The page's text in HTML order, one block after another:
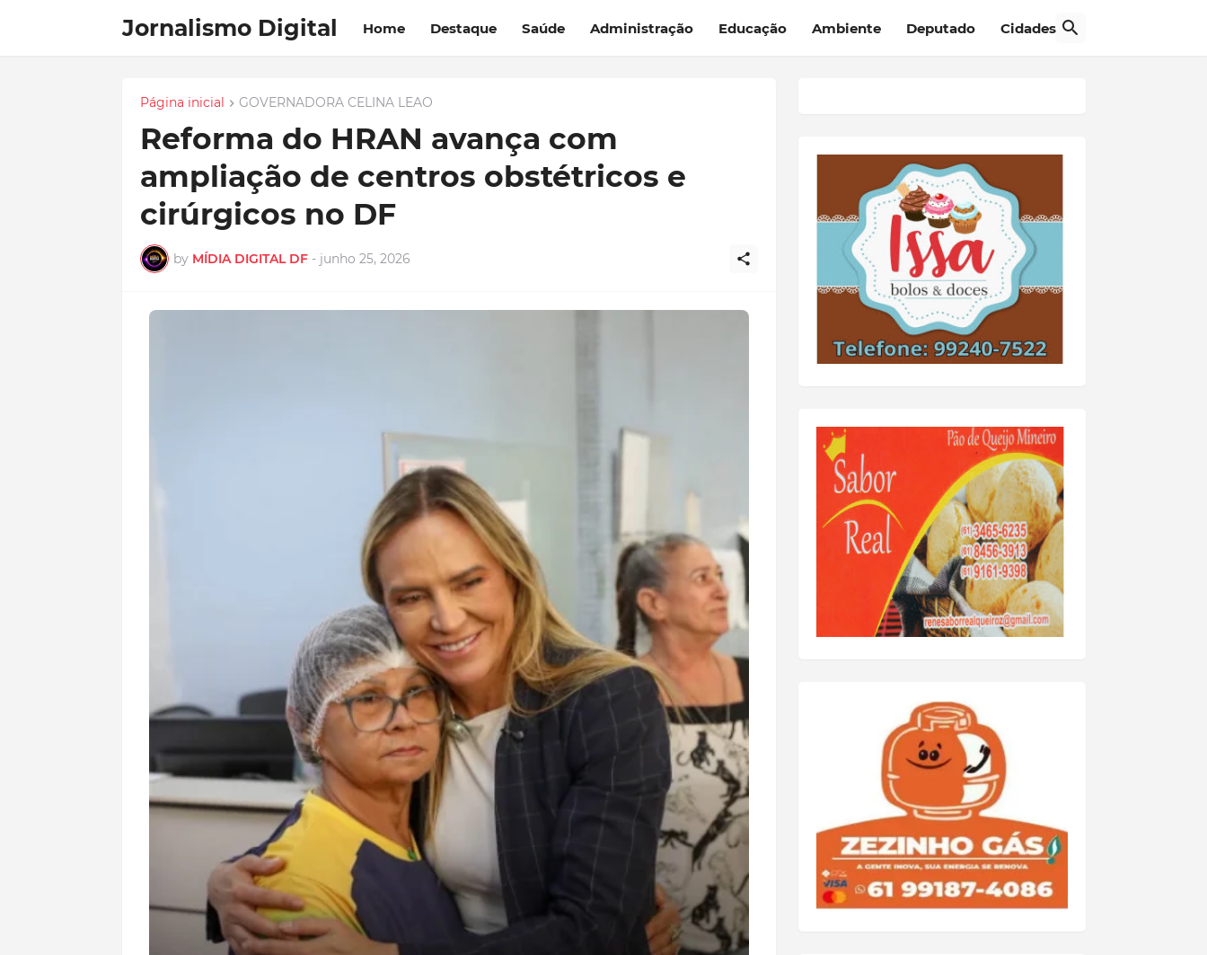
Jornalismo Digital Home Destaque Saúde Administração Educação Ambiente Deputado Cidades
Página inicial GOVERNADORA CELINA LEAO
Reforma do HRAN avança com
ampliação de centros obstétricos e
cirúrgicos no DF
by MÍDIA DIGITAL DF - junho 25, 2026